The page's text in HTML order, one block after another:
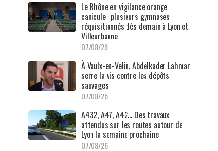
Le Rhône en vigilance orange
canicule : plusieurs gymnases
réquisitionnés dès demain à Lyon et
Villeurbanne
07/08/26
À Vaulx-en-Velin, Abdelkader Lahmar
serre la vis contre les dépôts
sauvages
07/08/26
A432, A47, A42… Des travaux
attendus sur les routes autour de
Lyon la semaine prochaine
07/08/26